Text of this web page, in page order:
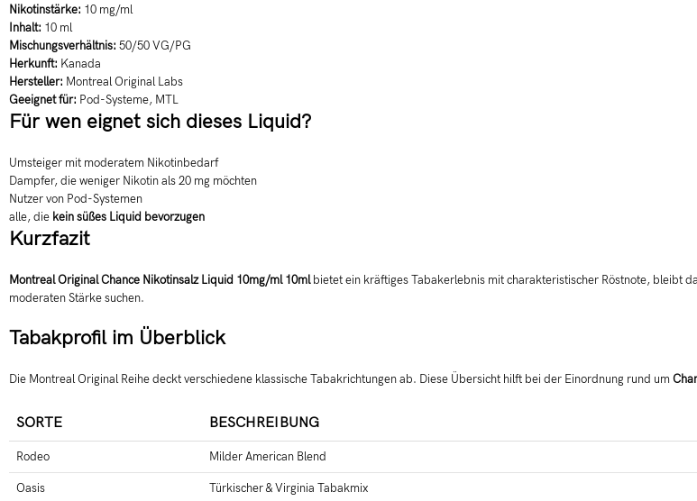
Nikotinstärke: 10 mg/ml
Inhalt: 10 ml
Mischungsverhältnis: 50/50 VG/PG
Herkunft: Kanada
Hersteller: Montreal Original Labs
Geeignet für: Pod-Systeme, MTL
Für wen eignet sich dieses Liquid?
Umsteiger mit moderatem Nikotinbedarf
Dampfer, die weniger Nikotin als 20 mg möchten
Nutzer von Pod-Systemen
alle, die kein süßes Liquid bevorzugen
Kurzfazit
Montreal Original Chance Nikotinsalz Liquid 10mg/ml 10mlbietet ein kräftiges Tabakerlebnis mit charakteristischer Röstnote, bleibt
moderaten Stärke suchen.
Tabakprofil im Überblick
Die Montreal Original Reihe deckt verschiedene klassische Tabakrichtungen ab. Diese Übersicht hilft bei der Einordnung rund um
SORTE BESCHREIBUNG
Rodeo Milder American Blend
Oasis Türkischer & Virginia Tabakmix